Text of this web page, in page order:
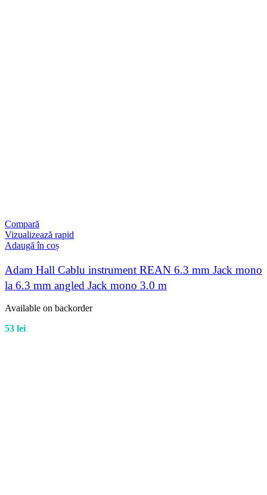
Compară
Vizualizează rapid
Adaugă în coș
Adam Hall Cablu instrument REAN 6.3 mm Jack mono
la 6.3 mm angled Jack mono 3.0 m
Available on backorder
53 lei